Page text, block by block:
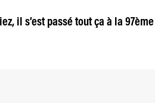
il s’est passé tout ça à la